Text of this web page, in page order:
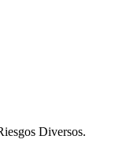
Diversos.